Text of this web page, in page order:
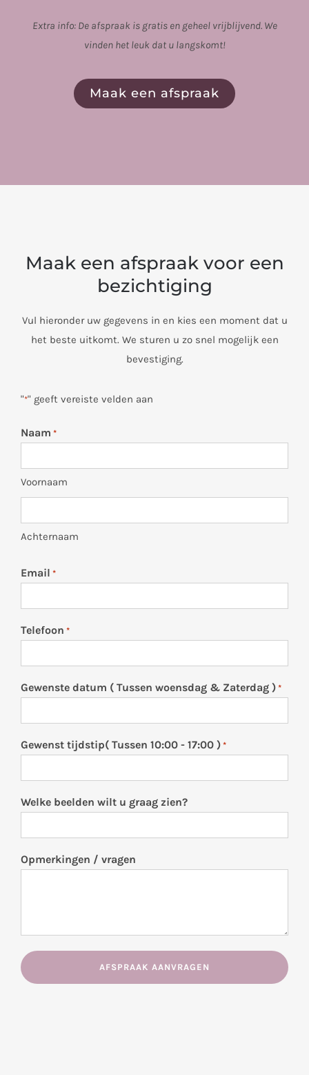
Extra info: De afspraak is gratis en geheel vrijblijvend. We
vinden het leuk dat u langskomt!
Maak een afspraak
Maak een afspraak voor een
bezichtiging
Vul hieronder uw gegevens in en kies een moment dat u
het beste uitkomt. We sturen u zo snel mogelijk een
bevestiging.
"*" geeft vereiste velden aan
Naam *
Voornaam
Achternaam
Email *
Telefoon *
Gewenste datum ( Tussen woensdag & Zaterdag ) *
Gewenst tijdstip( Tussen 10:00 - 17:00 ) *
Welke beelden wilt u graag zien?
Opmerkingen / vragen